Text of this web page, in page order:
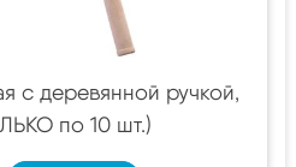
с деревянной ручкой,
по 10 шт.)